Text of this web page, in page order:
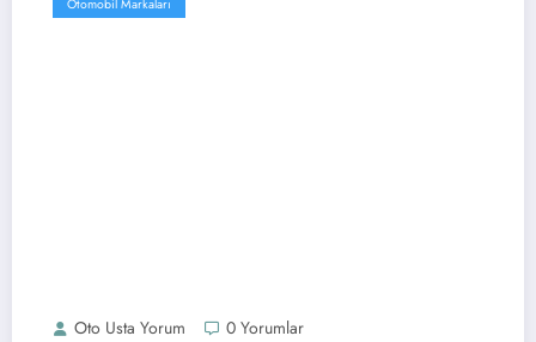
Otomobil Markaları
Oto Usta Yorum 0 Yorumlar